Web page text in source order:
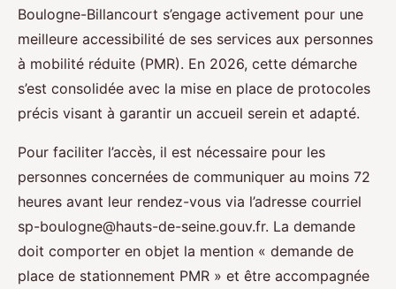
Boulogne-Billancourt s’engage activement pour une
meilleure accessibilité de ses services aux personnes
à mobilité réduite (PMR). En 2026, cette démarche
s’est consolidée avec la mise en place de protocoles
précis visant à garantir un accueil serein et adapté.
Pour faciliter l’accès, il est nécessaire pour les
personnes concernées de communiquer au moins 72
heures avant leur rendez-vous via l’adresse courriel
sp-boulogne@hauts-de-seine.gouv.fr. La demande
doit comporter en objet la mention « demande de
place de stationnement PMR » et être accompagnée